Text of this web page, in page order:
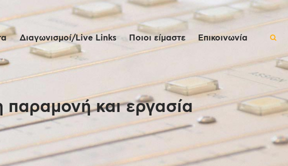
Διαγωνισμοί/Live Links Ποιοι είμαστε Επικοινωνία
παραμονή και εργασία